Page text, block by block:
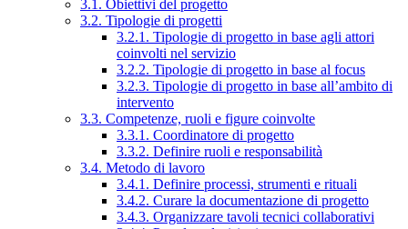
3.1. Obiettivi del progetto
3.2. Tipologie di progetti
3.2.1. Tipologie di progetto in base agli attori
coinvolti nel servizio
3.2.2. Tipologie di progetto in base al focus
3.2.3. Tipologie di progetto in base all’ambito di
intervento
3.3. Competenze, ruoli e figure coinvolte
3.3.1. Coordinatore di progetto
3.3.2. Definire ruoli e responsabilità
3.4. Metodo di lavoro
3.4.1. Definire processi, strumenti e rituali
3.4.2. Curare la documentazione di progetto
3.4.3. Organizzare tavoli tecnici collaborativi